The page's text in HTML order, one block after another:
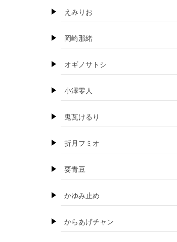
えみりお
岡崎那緒
オギノサトシ
小澤零人
鬼瓦けるり
折月フミオ
要青豆
かゆみ止め
からあげチャン